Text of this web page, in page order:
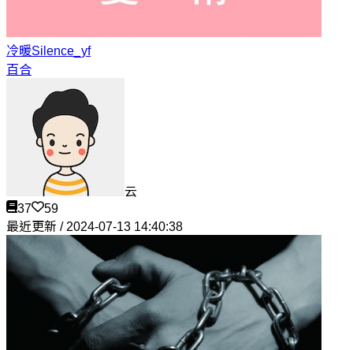
冷暖Silence_yf
百合
云
37
59
最近更新 / 2024-07-13 14:40:38